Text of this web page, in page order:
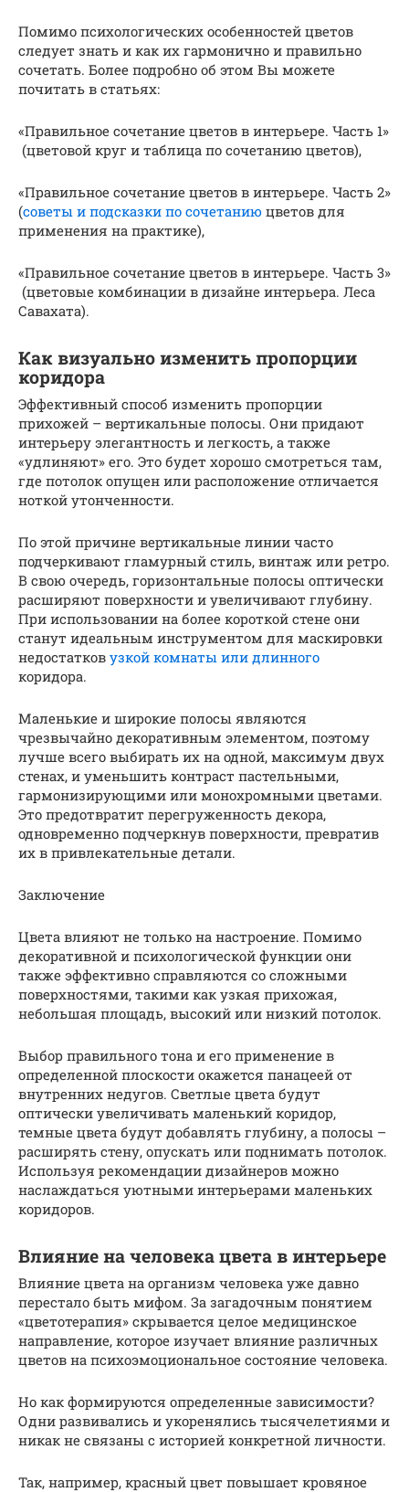
Помимо психологических особенностей цветов
следует знать и как их гармонично и правильно
сочетать. Более подробно об этом Вы можете
почитать в статьях:
«Правильное сочетание цветов в интерьере. Часть 1»
(цветовой круг и таблица по сочетанию цветов),
«Правильное сочетание цветов в интерьере. Часть 2»
(советы и подсказки по сочетанию цветов для
применения на практике),
«Правильное сочетание цветов в интерьере. Часть 3»
(цветовые комбинации в дизайне интерьера. Леса
Савахата).
Как визуально изменить пропорции
коридора
Эффективный способ изменить пропорции
прихожей – вертикальные полосы. Они придают
интерьеру элегантность и легкость, а также
«удлиняют» его. Это будет хорошо смотреться там,
где потолок опущен или расположение отличается
ноткой утонченности.
По этой причине вертикальные линии часто
подчеркивают гламурный стиль, винтаж или ретро.
В свою очередь, горизонтальные полосы оптически
расширяют поверхности и увеличивают глубину.
При использовании на более короткой стене они
станут идеальным инструментом для маскировки
недостатков узкой комнаты или длинного
коридора.
Маленькие и широкие полосы являются
чрезвычайно декоративным элементом, поэтому
лучше всего выбирать их на одной, максимум двух
стенах, и уменьшить контраст пастельными,
гармонизирующими или монохромными цветами.
Это предотвратит перегруженность декора,
одновременно подчеркнув поверхности, превратив
их в привлекательные детали.
Заключение
Цвета влияют не только на настроение. Помимо
декоративной и психологической функции они
также эффективно справляются со сложными
поверхностями, такими как узкая прихожая,
небольшая площадь, высокий или низкий потолок.
Выбор правильного тона и его применение в
определенной плоскости окажется панацеей от
внутренних недугов. Светлые цвета будут
оптически увеличивать маленький коридор,
темные цвета будут добавлять глубину, а полосы –
расширять стену, опускать или поднимать потолок.
Используя рекомендации дизайнеров можно
наслаждаться уютными интерьерами маленьких
коридоров.
Влияние на человека цвета в интерьере
Влияние цвета на организм человека уже давно
перестало быть мифом. За загадочным понятием
«цветотерапия» скрывается целое медицинское
направление, которое изучает влияние различных
цветов на психоэмоциональное состояние человека.
Но как формируются определенные зависимости?
Одни развивались и укоренялись тысячелетиями и
никак не связаны с историей конкретной личности.
Так, например, красный цвет повышает кровяное